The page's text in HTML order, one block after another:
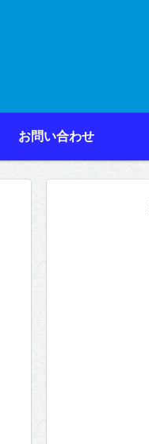
お問い合わせ